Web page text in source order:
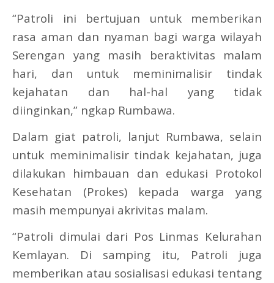
“Patroli ini bertujuan untuk memberikan
rasa aman dan nyaman bagi warga wilayah
Serengan yang masih beraktivitas malam
hari, dan untuk meminimalisir tindak
kejahatan dan hal-hal yang tidak
diinginkan,” ngkap Rumbawa.
Dalam giat patroli, lanjut Rumbawa, selain
untuk meminimalisir tindak kejahatan, juga
dilakukan himbauan dan edukasi Protokol
Kesehatan (Prokes) kepada warga yang
masih mempunyai akrivitas malam.
“Patroli dimulai dari Pos Linmas Kelurahan
Kemlayan. Di samping itu, Patroli juga
memberikan atau sosialisasi edukasi tentang